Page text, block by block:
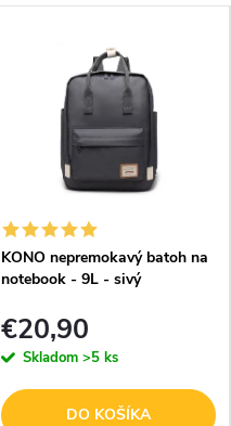
KONO nepremokavý batoh na
notebook - 9L - sivý
€20,90
Skladom >5 ks
DO KOŠÍKA